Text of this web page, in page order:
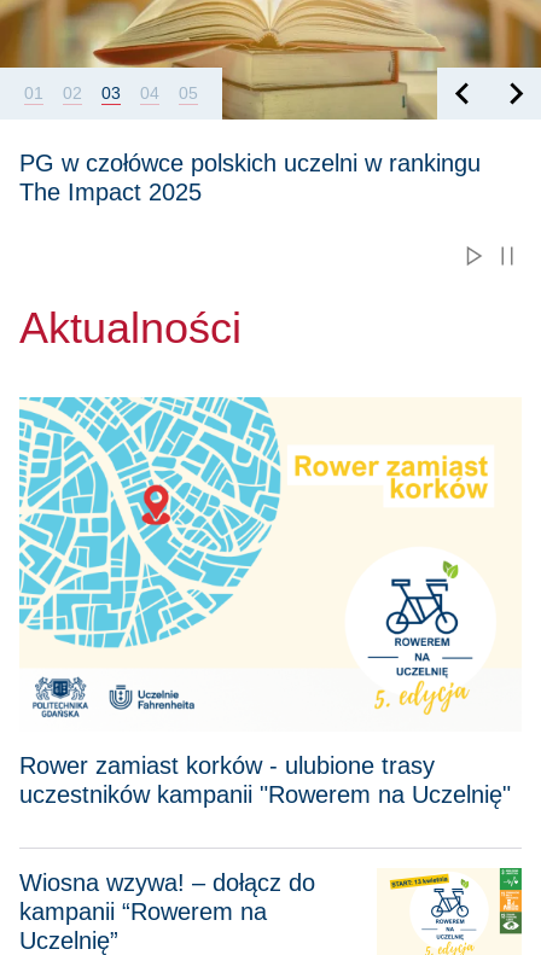
PG w czołówce polskich uczelni w rankingu
The Impact 2025
01 02 03 04 05
Aktualności
Przejdź do Rower zamiast korków - ulubione trasy
Rower zamiast korków - ulubione trasy
uczestników kampanii "Rowerem na Uczelnię"
Wiosna wzywa! – dołącz do kampanii “Rowerem na
Wiosna wzywa! – dołącz do
kampanii “Rowerem na
Uczelnię”